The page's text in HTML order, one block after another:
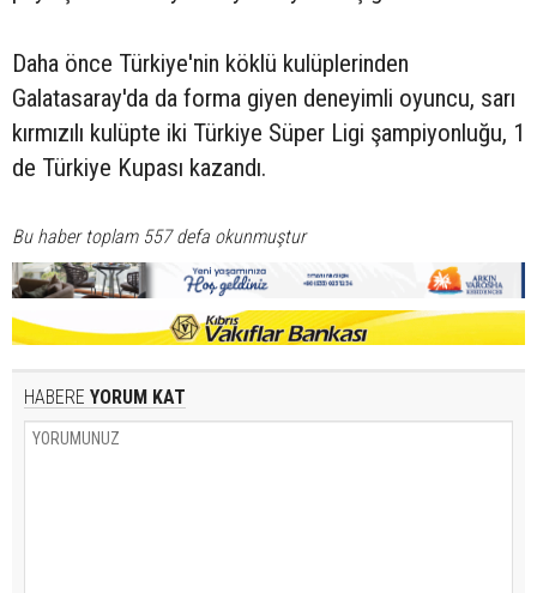
Daha önce Türkiye'nin köklü kulüplerinden
Galatasaray'da da forma giyen deneyimli oyuncu, sarı
kırmızılı kulüpte iki Türkiye Süper Ligi şampiyonluğu, 1
de Türkiye Kupası kazandı.
Bu haber toplam 557 defa okunmuştur
HABERE YORUM KAT